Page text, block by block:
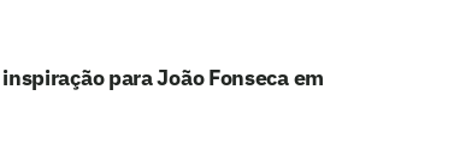
para João Fonseca em